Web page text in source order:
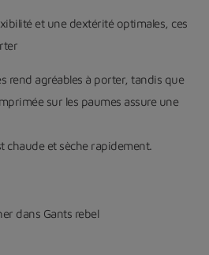
et une dextérité optimales, ces
rend agréables à porter, tandis que
sur les paumes assure une
chaude et sèche rapidement.
dans Gants rebel